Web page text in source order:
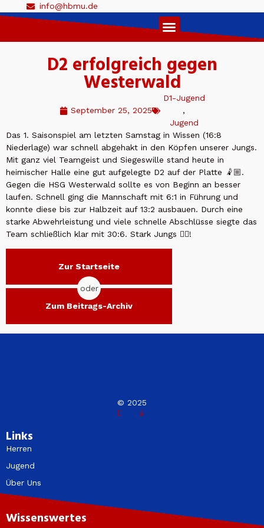
info@hbmu.de
D2 erfolgreich gegen
Westerwald
September 25, 2025
D1-Jugend
,
Jugend
Das 1. Saisonspiel am letzten Samstag in Wissen (16:8
Niederlage) war schnell abgehakt in den Köpfen unserer Jungs.
Mit ganz viel Teamgeist und Siegeswille stand heute in
heimischer Halle eine gut aufgelegte D2 auf der Platte 🤾🏼.
Gegen die HSG Westerwald sollte es von Beginn an besser
laufen. Schnell ging die Mannschaft mit 6:1 in Führung und
konnte diese bis zur Halbzeit auf 13:2 ausbauen. Durch eine
starke Abwehrleistung und viele schnelle Abschlüsse siegte das
Team schließlich klar mit 30:6. Stark Jungs ✌🏻!
Zur Startseite
oder
Zum Beitrags-Archiv
© 2025
Links
Herren
Jugend
Über Uns
Wissenswertes